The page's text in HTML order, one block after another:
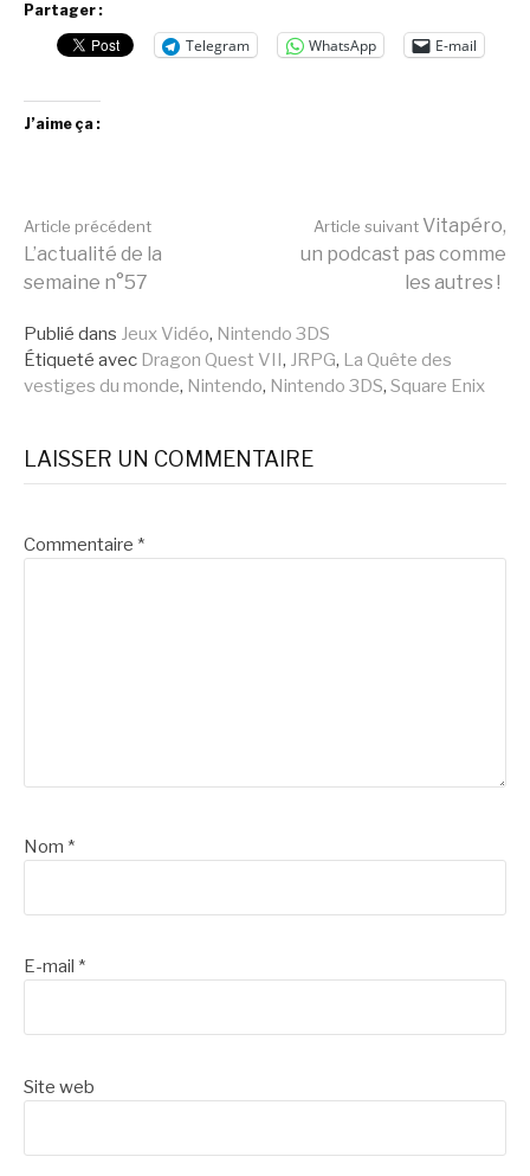
Partager :
Telegram WhatsApp E-mail
J’aime ça :
Lire
la
suite
Article précédent
L’actualité de la
semaine n°57
Article suivant Vitapéro,
un podcast pas comme
les autres !
Publié dans Jeux Vidéo, Nintendo 3DS
Étiqueté avec Dragon Quest VII , JRPG, La Quête des
vestiges du monde, Nintendo, Nintendo 3DS, Square Enix
LAISSER UN COMMENTAIRE
Commentaire *
Nom *
E-mail *
Site web